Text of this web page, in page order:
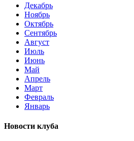
Декабрь
Ноябрь
Октябрь
Сентябрь
Август
Июль
Июнь
Май
Апрель
Март
Февраль
Январь
Новости клуба